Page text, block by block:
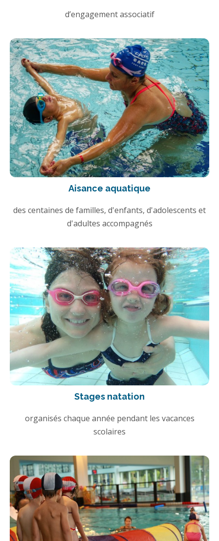
d’engagement associatif
Aisance aquatique
des centaines de familles, d'enfants, d'adolescents et
d'adultes accompagnés
Stages natation
organisés chaque année pendant les vacances
scolaires